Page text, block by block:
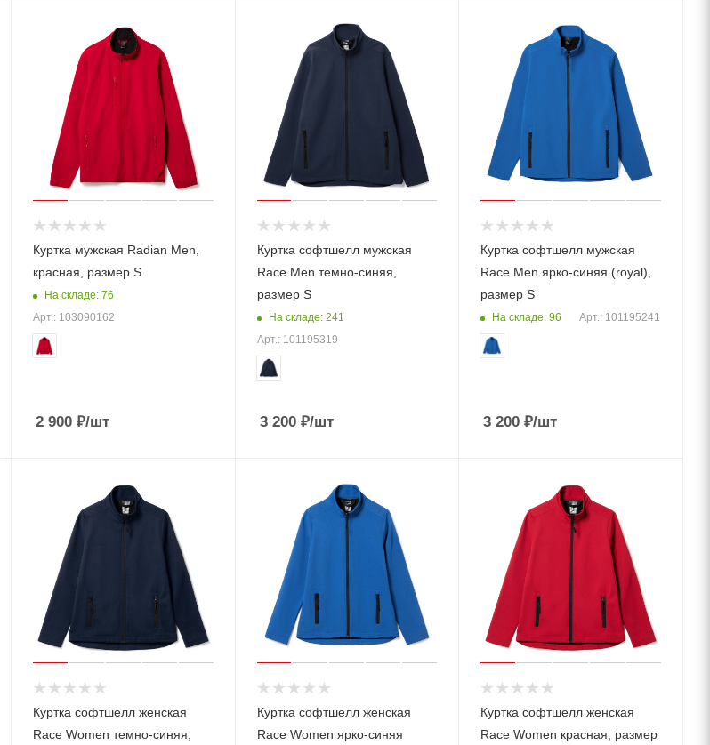
Куртка мужская Radian Men,
красная, размер S
На складе: 76
Арт.: 103090162
2 900₽/шт
Куртка софтшелл мужская
Race Men темно-синяя,
размер S
На складе: 241
Арт.: 101195319
3 200₽/шт
Куртка софтшелл мужская
Race Men ярко-синяя (royal),
размер S
На складе: 96 Арт.: 101195241
3 200 ₽/шт
Куртка софтшелл женская
Race Women темно-синяя,
Куртка софтшелл женская
Race Women ярко-синяя
Куртка софтшелл женская
Race Women красная, размер